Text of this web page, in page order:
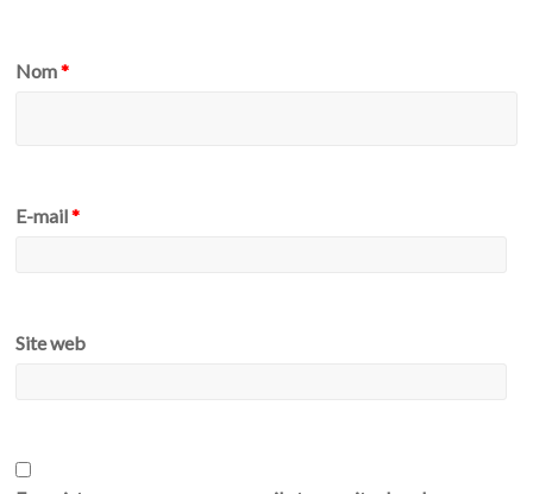
Nom*
E-mail*
Site web